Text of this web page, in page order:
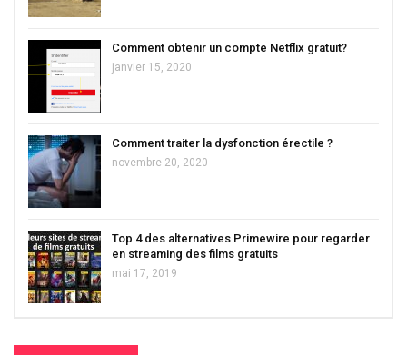
Comment obtenir un compte Netflix gratuit?
janvier 15, 2020
Comment traiter la dysfonction érectile ?
novembre 20, 2020
Top 4 des alternatives Primewire pour regarder
en streaming des films gratuits
mai 17, 2019